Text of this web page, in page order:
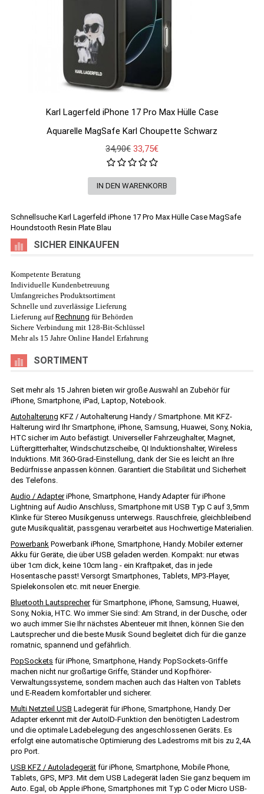
Karl Lagerfeld iPhone 17 Pro Max Hülle Case
Aquarelle MagSafe Karl Choupette Schwarz
34,90€ 33,75€
Schnellsuche Karl Lagerfeld iPhone 17 Pro Max Hülle Case MagSafe
Houndstooth Resin Plate Blau
SICHER EINKAUFEN
Kompetente Beratung
Individuelle Kundenbetreuung
Umfangreiches Produktsortiment
Schnelle und zuverlässige Lieferung
Lieferung aufRechnung für Behörden
Sichere Verbindung mit 128-Bit-Schlüssel
Mehr als 15 Jahre Online Handel Erfahrung
SORTIMENT
Seit mehr als 15 Jahren bieten wir große Auswahl an Zubehör für
iPhone, Smartphone, iPad, Laptop, Notebook.
Autohalterung KFZ / Autohalterung Handy / Smartphone. Mit KFZ-
Halterung wird Ihr Smartphone, iPhone, Samsung, Huawei, Sony, Nokia,
HTC sicher im Auto befästigt. Universeller Fahrzeughalter, Magnet,
Lüftergitterhalter, Windschutzscheibe, QI Induktionshalter, Wireless
Induktions. Mit 360-Grad-Einstellung, dank der Sie es leicht an Ihre
Bedürfnisse anpassen können. Garantiert die Stabilität und Sicherheit
des Telefons.
Audio / AdapteriPhone, Smartphone, Handy Adapter für iPhone
Lightning auf Audio Anschluss, Smartphone mit USB Typ C auf 3,5mm
Klinke für Stereo Musikgenuss unterwegs. Rauschfreie, gleichbleibend
gute Musikqualität, passgenau verarbeitet aus Hochwertige Materialien.
Powerbank Powerbank iPhone, Smartphone, Handy. Mobiler externer
Akku für Geräte, die über USB geladen werden. Kompakt: nur etwas
über 1cm dick, keine 10cm lang - ein Kraftpaket, das in jede
Hosentasche passt! Versorgt Smartphones, Tablets, MP3-Player,
Spielekonsolen etc. mit neuer Energie.
Bluetooth Lautsprecherfür Smartphone, iPhone, Samsung, Huawei,
Sony, Nokia, HTC. Wo immer Sie sind: Am Strand, in der Dusche, oder
wo auch immer Sie Ihr nächstes Abenteuer mit Ihnen, können Sie den
Lautsprecher und die beste Musik Sound begleitet dich für die ganze
romatnic, spannend und gefährlich.
PopSockets für iPhone, Smartphone, Handy. PopSockets-Griffe
machen nicht nur großartige Griffe, Ständer und Kopfhörer-
Verwaltungssysteme, sondern machen auch das Halten von Tablets
und E-Readern komfortabler und sicherer.
Multi Netzteil USB Ladegerät für iPhone, Smartphone, Handy. Der
Adapter erkennt mit der AutoID-Funktion den benötigten Ladestrom
und die optimale Ladebelegung des angeschlossenen Geräts. Es
erfolgt eine automatische Optimierung des Ladestroms mit bis zu 2,4A
pro Port.
USB KFZ / Autoladegerät für iPhone, Smartphone, Mobile Phone,
Tablets, GPS, MP3. Mit dem USB Ladegerät laden Sie ganz bequem im
Auto. Egal, ob Apple iPhone, Smartphones mit Typ C oder Micro USB-